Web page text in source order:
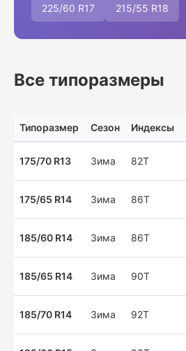
225/60 R17 215/55 R18
Все типоразмеры
Типоразмер Сезон Индексы
175/70 R13 Зима 82T
175/65 R14 Зима 86T
185/60 R14 Зима 86T
185/65 R14 Зима 90T
185/70 R14 Зима 92T